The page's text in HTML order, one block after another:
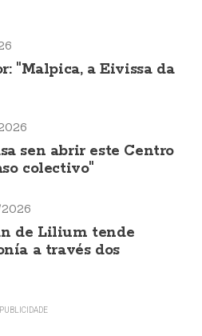
"Malpica, a Eivissa da
sen abrir este Centro
colectivo"
de Lilium tende
a través dos